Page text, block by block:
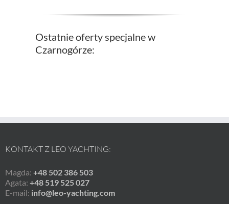
Ostatnie oferty specjalne w
Czarnogórze:
KONTAKT Z LEO YACHTING:
Magda: +48 502 386 503
Agata: +48 519 525 027
E-mail: info@leo-yachting.com